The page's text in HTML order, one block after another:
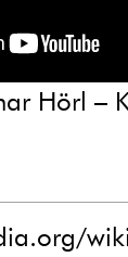
Hörl –